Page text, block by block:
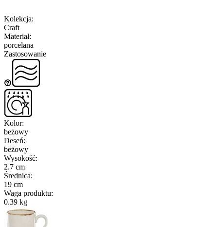
Kolekcja:
Craft
Materiał:
porcelana
Zastosowanie
Kolor:
beżowy
Deseń:
beżowy
Wysokość:
2.7 cm
Średnica:
19 cm
Waga produktu:
0.39 kg